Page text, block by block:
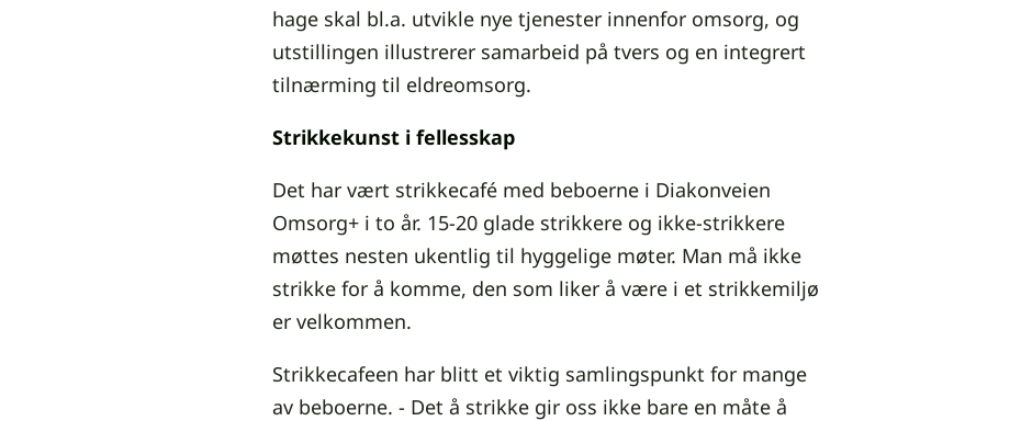
hage skal bl.a. utvikle nye tjenester innenfor omsorg, og
utstillingen illustrerer samarbeid på tvers og en integrert
tilnærming til eldreomsorg.
Strikkekunst i fellesskap
Det har vært strikkecafé med beboerne i Diakonveien
Omsorg+ i to år. 15-20 glade strikkere og ikke-strikkere
møttes nesten ukentlig til hyggelige møter. Man må ikke
strikke for å komme, den som liker å være i et strikkemiljø
er velkommen.
Strikkecafeen har blitt et viktig samlingspunkt for mange
av beboerne. - Det å strikke gir oss ikke bare en måte å